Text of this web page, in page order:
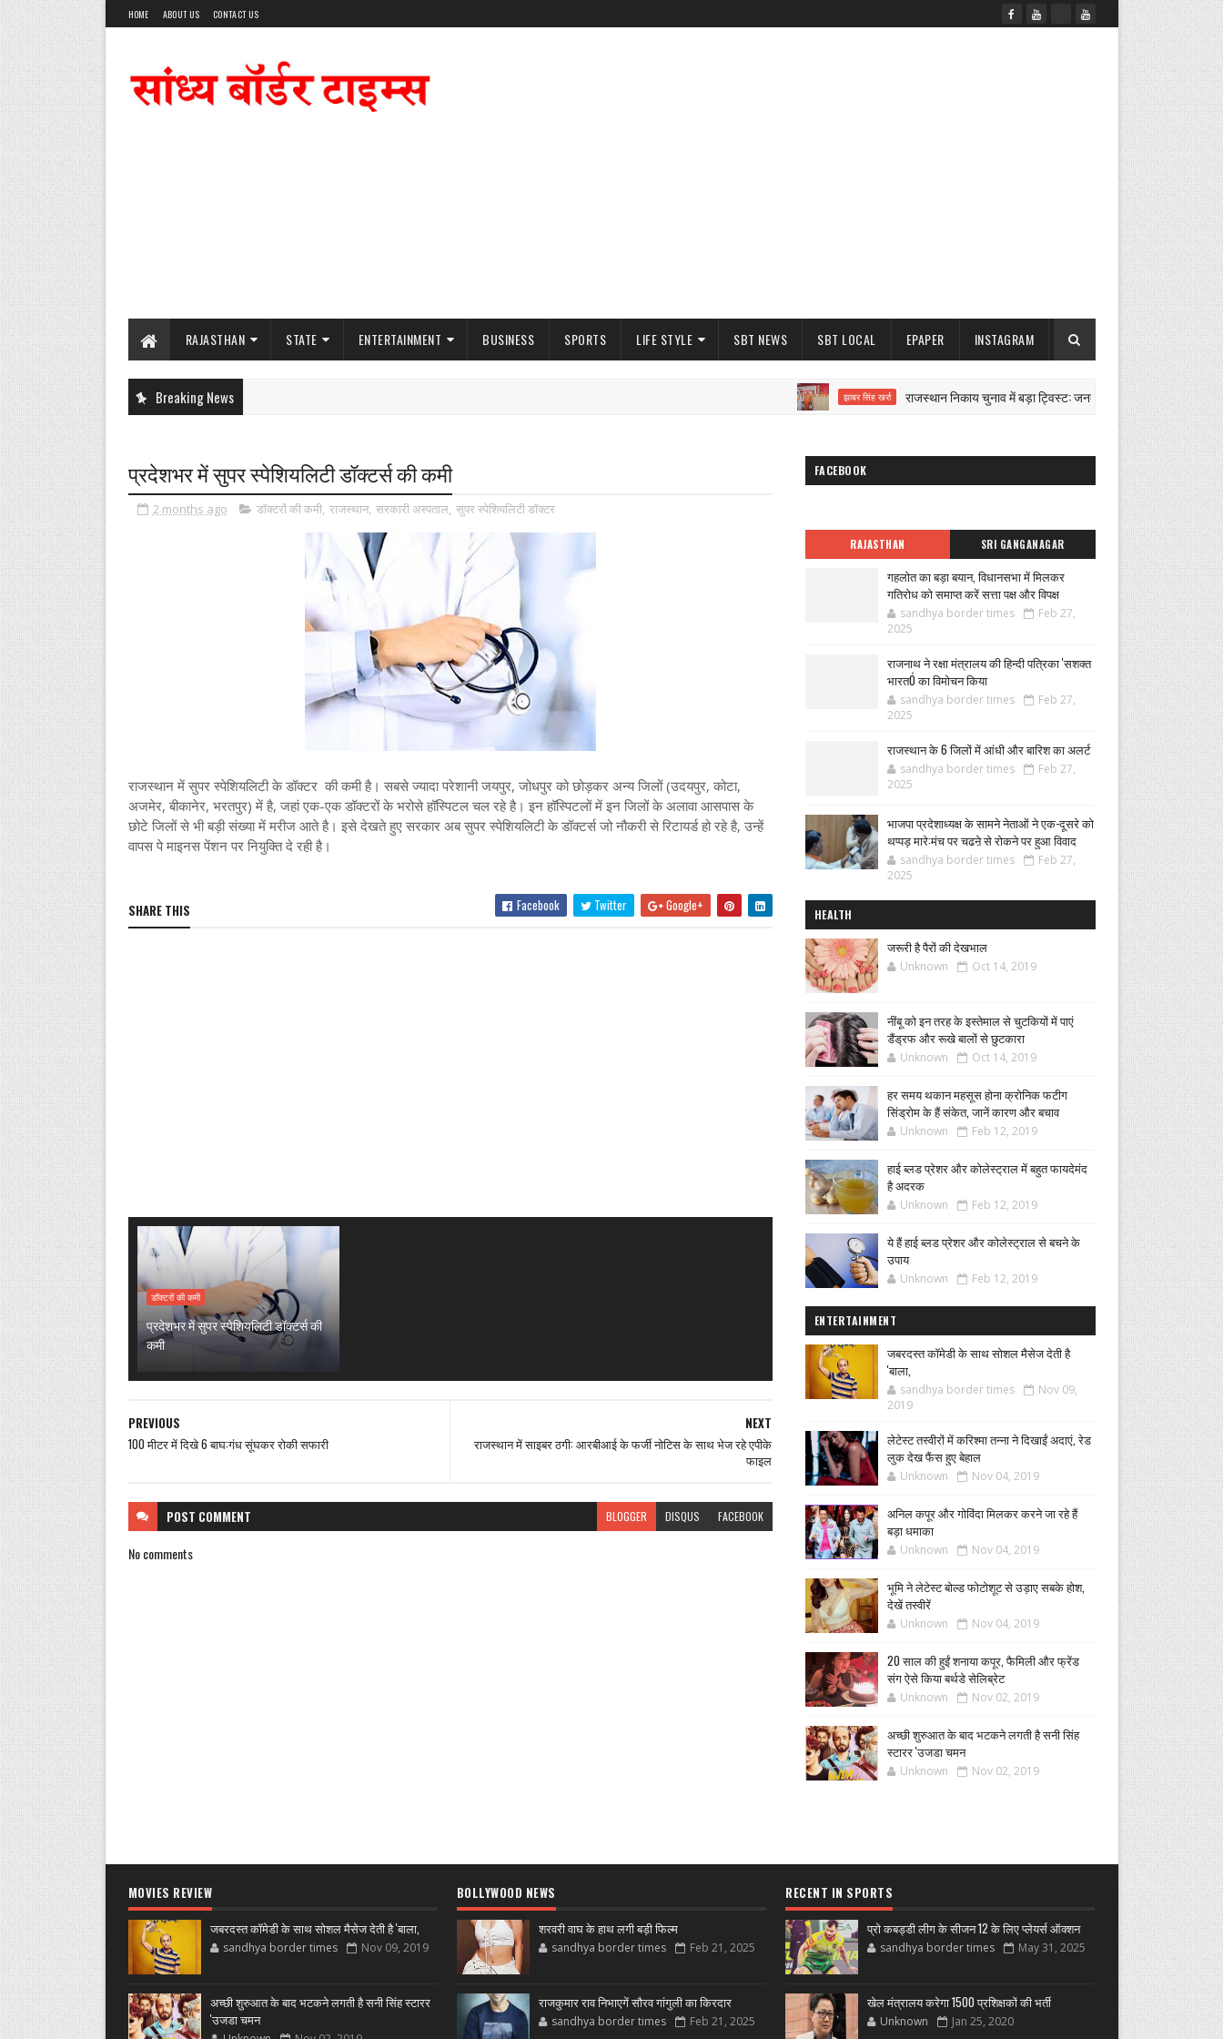
HOME ABOUT US CONTACT US
RAJASTHAN STATE ENTERTAINMENT BUSINESS SPORTS LIFE STYLE SBT NEWS SBT LOCAL EPAPER INSTAGRAM
Breaking News झाबर सिंह खर्रा राजस्थान निकाय चुनाव में बड़ा ट्विस्ट: जनता नहीं, अब पार्षद चुनेंगे मेयर और
प्रदेशभर में सुपर स्पेशियलिटी डॉक्टर्स की कमी
2 months ago डॉक्टरों की कमी, राजस्थान, सरकारी अस्पताल, सुपर स्पेशियलिटी डॉक्टर
राजस्थान में सुपर स्पेशियलिटी के डॉक्टर की कमी है। सबसे ज्यादा परेशानी जयपुर, जोधपुर को छोड़कर अन्य जिलों (उदयपुर, कोटा,
अजमेर, बीकानेर, भरतपुर) में है, जहां एक-एक डॉक्टरों के भरोसे हॉस्पिटल चल रहे है। इन हॉस्पिटलों में इन जिलों के अलावा आसपास के
छोटे जिलों से भी बड़ी संख्या में मरीज आते है। इसे देखते हुए सरकार अब सुपर स्पेशियलिटी के डॉक्टर्स जो नौकरी से रिटायर्ड हो रहे है, उन्हें
वापस पे माइनस पेंशन पर नियुक्ति दे रही है।
SHARE THIS Facebook Twitter Google+
डॉक्टरों की कमी
प्रदेशभर में सुपर स्पेशियलिटी डॉक्टर्स की
कमी
NEXT
राजस्थान में साइबर ठगी: आरबीआई के फर्जी नोटिस के साथ भेज रहे एपीके
फाइल
PREVIOUS
100 मीटर में दिखे 6 बाघ:गंध सूंघकर रोकी सफारी
POST COMMENT BLOGGER DISQUS FACEBOOK
No comments
FACEBOOK
RAJASTHAN SRI GANGANAGAR
गहलोत का बड़ा बयान, विधानसभा में मिलकर
गतिरोध को समाप्त करें सत्ता पक्ष और विपक्ष
sandhya border times
Feb 27,
2025
राजनाथ ने रक्षा मंत्रालय की हिन्दी पत्रिका 'सशक्त
भारतÓ का विमोचन किया
sandhya border times
Feb 27,
2025
राजस्थान के 6 जिलों में आंधी और बारिश का अलर्ट
sandhya border times
Feb 27,
2025
भाजपा प्रदेशाध्यक्ष के सामने नेताओं ने एक-दूसरे को
थप्पड़ मारे:मंच पर चढऩे से रोकने पर हुआ विवाद
sandhya border times
Feb 27,
2025
HEALTH
जरूरी है पैरों की देखभाल
Unknown Oct 14, 2019
नींबू को इन तरह के इस्तेमाल से चुटकियों में पाएं
डैंड्रफ और रूखे बालों से छुटकारा
Unknown Oct 14, 2019
हर समय थकान महसूस होना क्रोनिक फटीग
सिंड्रोम के हैं संकेत, जानें कारण और बचाव
Unknown Feb 12, 2019
हाई ब्लड प्रेशर और कोलेस्ट्राल में बहुत फायदेमंद
है अदरक
Unknown Feb 12, 2019
ये हैं हाई ब्लड प्रेशर और कोलेस्ट्राल से बचने के
उपाय
Unknown Feb 12, 2019
ENTERTAINMENT
जबरदस्त कॉमेडी के साथ सोशल मैसेज देती है
'बाला,
sandhya border times
Nov 09,
2019
लेटेस्ट तस्वीरों में करिश्मा तन्ना ने दिखाईं अदाएं, रेड
लुक देख फैंस हुए बेहाल
Unknown Nov 04, 2019
अनिल कपूर और गोविंदा मिलकर करने जा रहे हैं
बड़ा धमाका
Unknown Nov 04, 2019
भूमि ने लेटेस्ट बोल्ड फोटोशूट से उड़ाए सबके होश,
देखें तस्वीरें
Unknown Nov 04, 2019
20 साल की हुईं शनाया कपूर, फैमिली और फ्रेंड
संग ऐसे किया बर्थडे सेलिब्रेट
Unknown Nov 02, 2019
अच्छी शुरुआत के बाद भटकने लगती है सनी सिंह
स्टारर 'उजडा चमन
Unknown Nov 02, 2019
MOVIES REVIEW
जबरदस्त कॉमेडी के साथ सोशल मैसेज देती है 'बाला,
sandhya border times Nov 09, 2019
अच्छी शुरुआत के बाद भटकने लगती है सनी सिंह स्टारर
'उजडा चमन
BOLLYWOOD NEWS
शरवरी वाघ के हाथ लगी बड़ी फिल्म
sandhya border times Feb 21, 2025
राजकुमार राव निभाएगें सौरव गांगुली का किरदार
sandhya border times Feb 21, 2025
RECENT IN SPORTS
प्रो कबड्डी लीग के सीजन 12 के लिए प्लेयर्स ऑक्शन
sandhya border times May 31, 2025
खेल मंत्रालय करेगा 1500 प्रशिक्षकों की भर्ती
Unknown Jan 25, 2020